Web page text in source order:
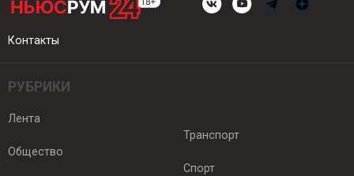
Контакты
РУБРИКИ
Лента
Общество
Транспорт
Спорт